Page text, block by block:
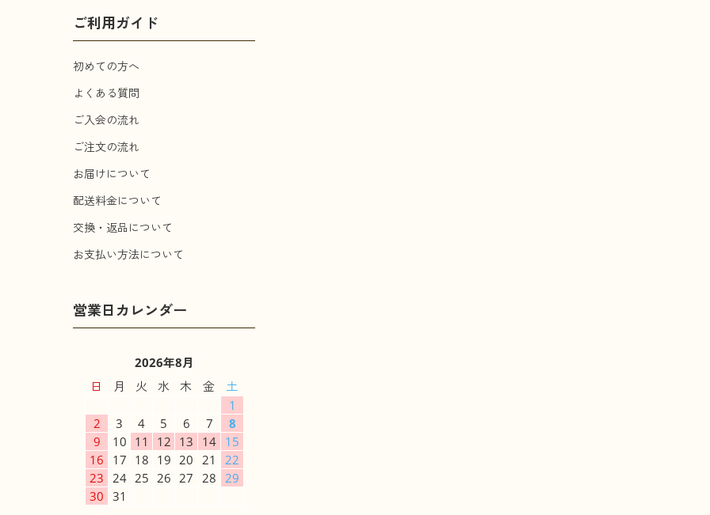
ご利用ガイド
初めての方へ
よくある質問
ご入会の流れ
ご注文の流れ
お届けについて
配送料金について
交換・返品について
お支払い方法について
2026年8月
日
月 火 水 木 金
土
1
2
3 4 5 6 7
8
9
10 11 12 13 14 15
16
17 18 19 20 21
22
23
24 25 26 27 28
29
30 31